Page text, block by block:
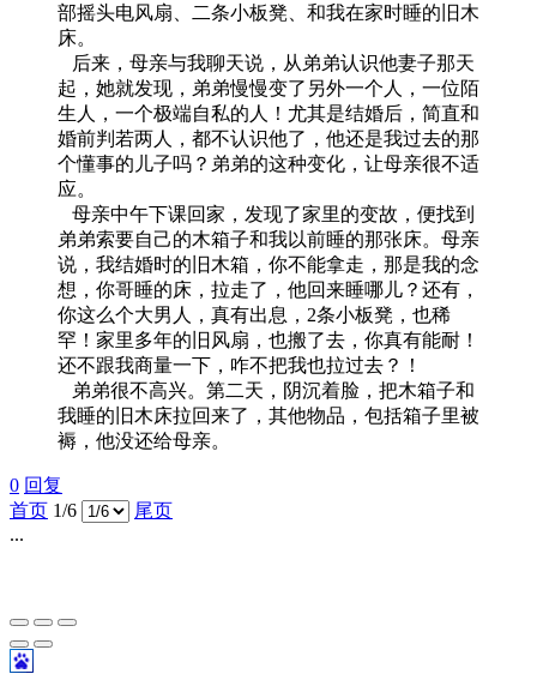
部摇头电风扇、二条小板凳、和我在家时睡的旧木
床。
后来，母亲与我聊天说，从弟弟认识他妻子那天
起，她就发现，弟弟慢慢变了另外一个人，一位陌
生人，一个极端自私的人！尤其是结婚后，简直和
婚前判若两人，都不认识他了，他还是我过去的那
个懂事的儿子吗？弟弟的这种变化，让母亲很不适
应。
母亲中午下课回家，发现了家里的变故，便找到
弟弟索要自己的木箱子和我以前睡的那张床。母亲
说，我结婚时的旧木箱，你不能拿走，那是我的念
想，你哥睡的床，拉走了，他回来睡哪儿？还有，
你这么个大男人，真有出息，2条小板凳，也稀
罕！家里多年的旧风扇，也搬了去，你真有能耐！
还不跟我商量一下，咋不把我也拉过去？！
弟弟很不高兴。第二天，阴沉着脸，把木箱子和
我睡的旧木床拉回来了，其他物品，包括箱子里被
褥，他没还给母亲。
0 回复
首页 1/6
尾页
...